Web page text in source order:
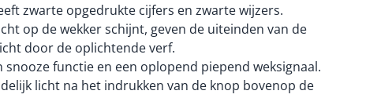
zwarte opgedrukte cijfers en zwarte wijzers.
op de wekker schijnt, geven de uiteinden van de
door de oplichtende verf.
snooze functie en een oplopend piepend weksignaal.
licht na het indrukken van de knop bovenop de